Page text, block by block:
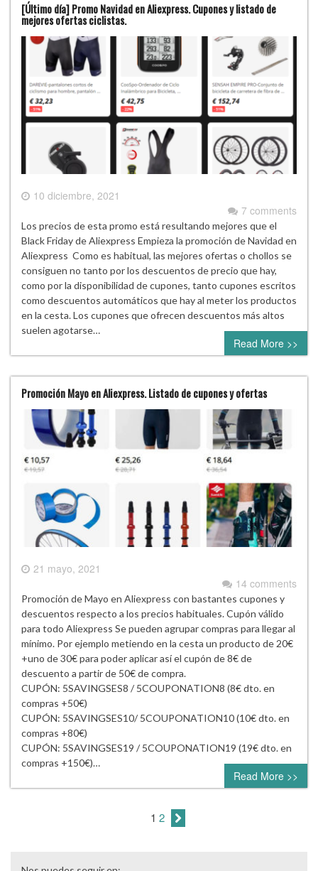
[Último día] Promo Navidad en Aliexpress. Cupones y listado de
mejores ofertas ciclistas.
10 diciembre, 2021
7 comments
Los precios de esta promo está resultando mejores que el
Black Friday de Aliexpress Empieza la promoción de Navidad en
Aliexpress Como es habitual, las mejores ofertas o chollos se
consiguen no tanto por los descuentos de precio que hay,
como por la disponibilidad de cupones, tanto cupones escritos
como descuentos automáticos que hay al meter los productos
en la cesta. Los cupones que ofrecen descuentos más altos
suelen agotarse…
Read More >>
Promoción Mayo en Aliexpress. Listado de cupones y ofertas
21 mayo, 2021
14 comments
Promoción de Mayo en Aliexpress con bastantes cupones y
descuentos respecto a los precios habituales. Cupón válido
para todo Aliexpress Se pueden agrupar compras para llegar al
mínimo. Por ejemplo metiendo en la cesta un producto de 20€
+uno de 30€ para poder aplicar así el cupón de 8€ de
descuento a partir de 50€ de compra.
CUPÓN: 5SAVINGSES8 / 5COUPONATION8 (8€ dto. en
compras +50€)
CUPÓN: 5SAVINGSES10/ 5COUPONATION10 (10€ dto. en
compras +80€)
CUPÓN: 5SAVINGSES19 / 5COUPONATION19 (19€ dto. en
compras +150€)…
Read More >>
1 2